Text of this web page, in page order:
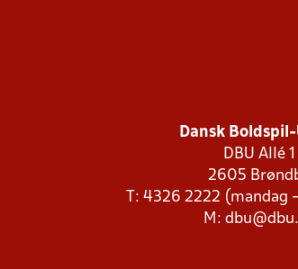
Dansk
DBU Allé 1
2605
T: 4326 2222 (mandag
M: